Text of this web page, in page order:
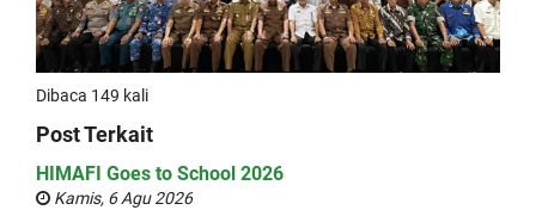
Dibaca 149 kali
Post Terkait
HIMAFI Goes to School 2026
Kamis, 6 Agu 2026